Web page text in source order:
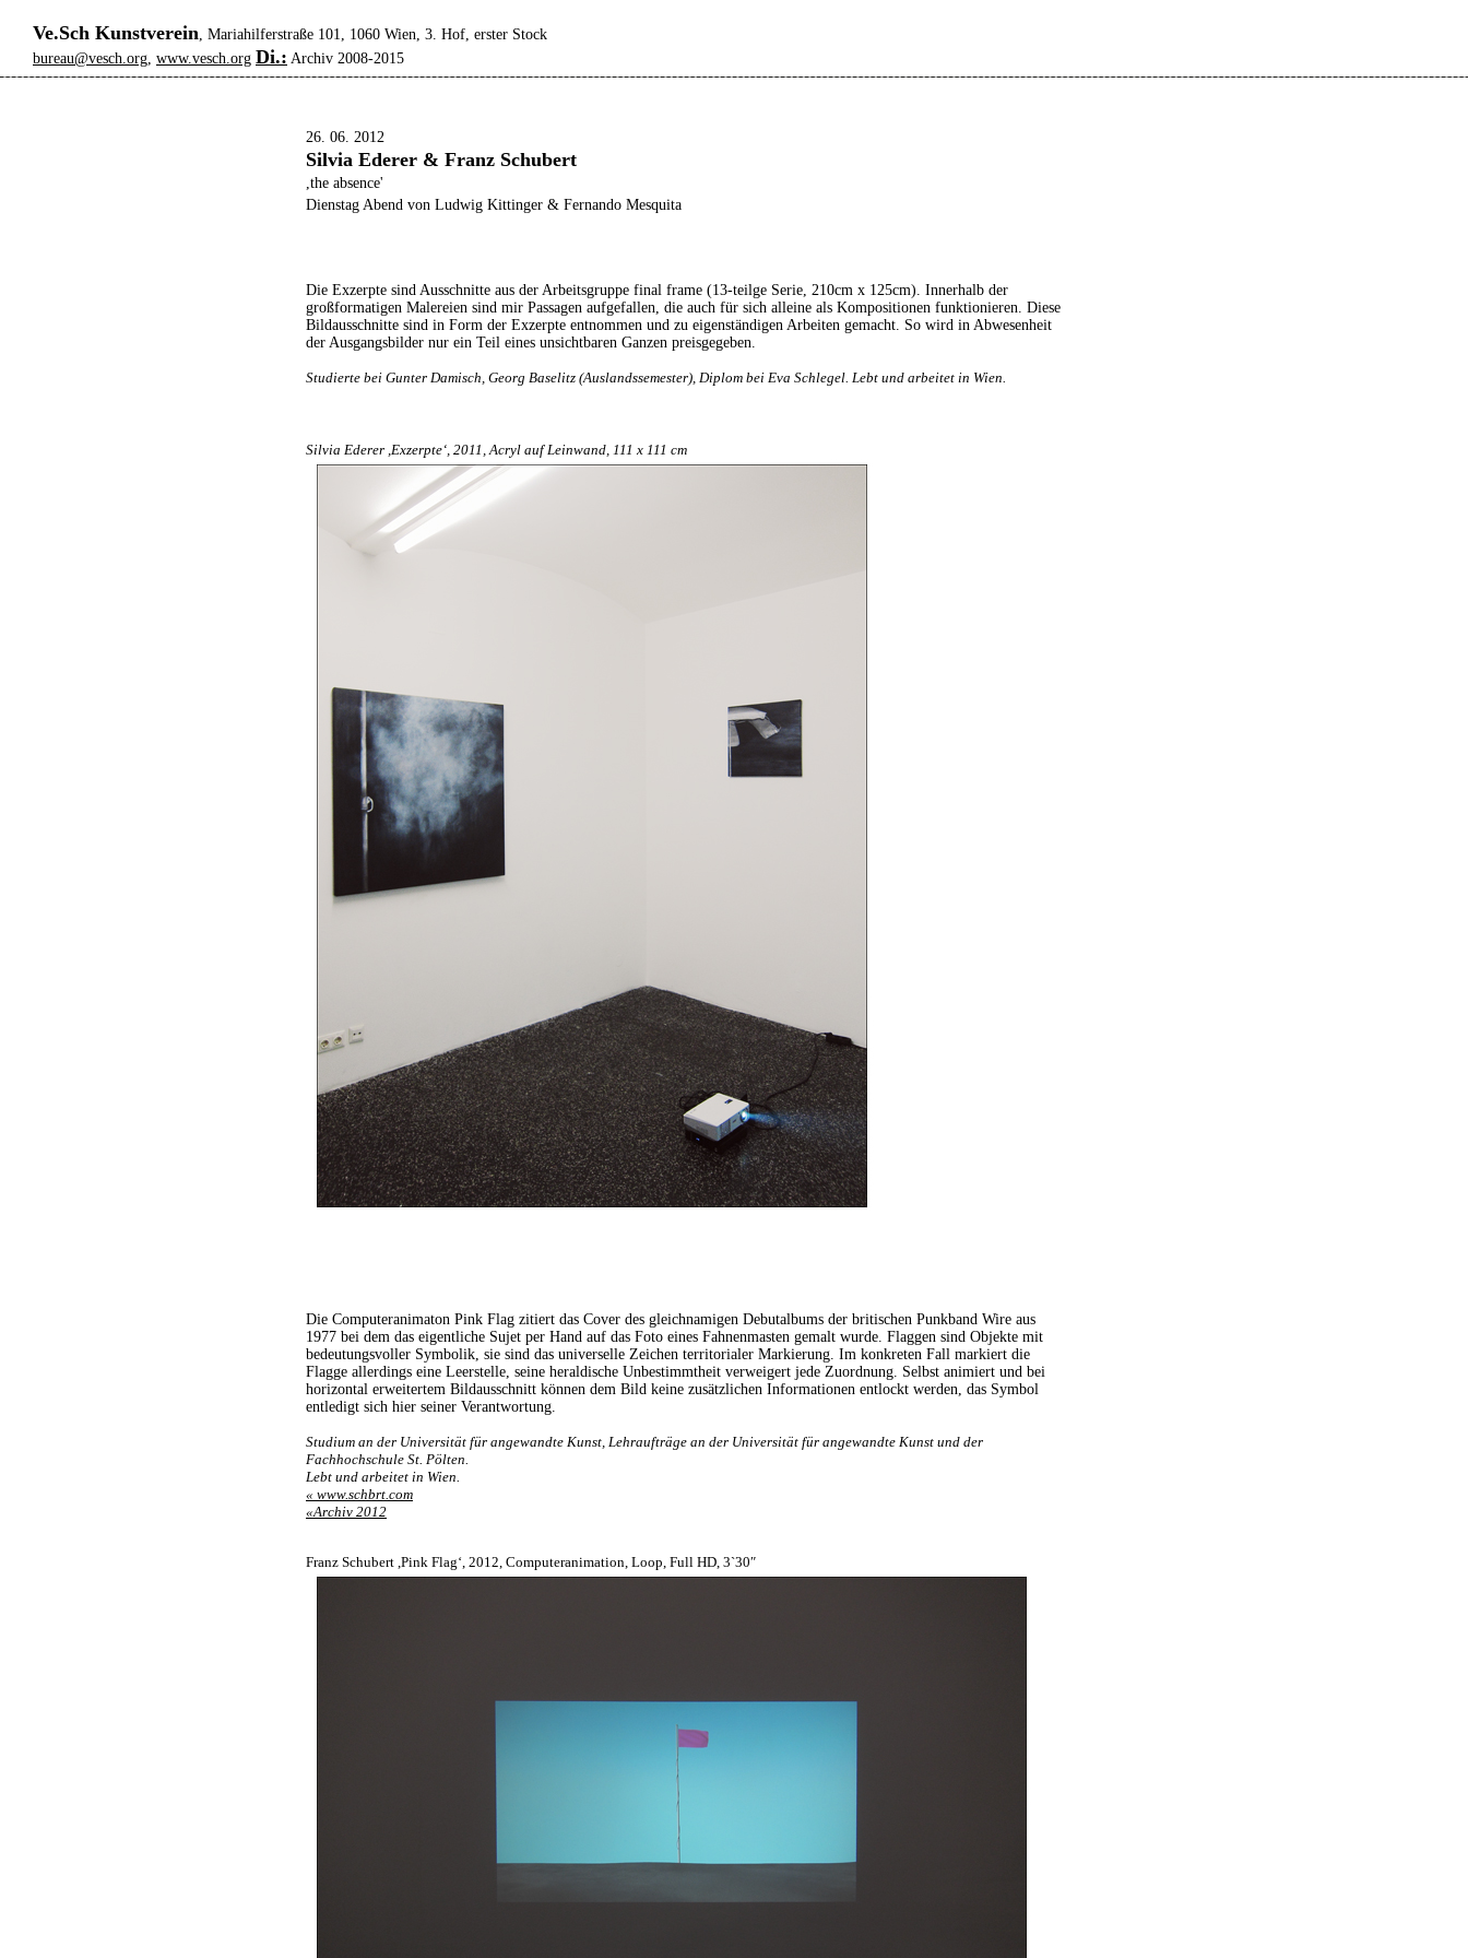
Ve.Sch Kunstverein, Mariahilferstraße 101, 1060 Wien, 3. Hof, erster Stock
bureau@vesch.org, www.vesch.org Di.: Archiv 2008-2015
26. 06. 2012
Silvia Ederer & Franz Schubert
,the absence'
Dienstag Abend von Ludwig Kittinger & Fernando Mesquita
Die Exzerpte sind Ausschnitte aus der Arbeitsgruppe final frame (13-teilge Serie, 210cm x 125cm). Innerhalb der
großformatigen Malereien sind mir Passagen aufgefallen, die auch für sich alleine als Kompositionen funktionieren. Diese
Bildausschnitte sind in Form der Exzerpte entnommen und zu eigenständigen Arbeiten gemacht. So wird in Abwesenheit
der Ausgangsbilder nur ein Teil eines unsichtbaren Ganzen preisgegeben.
Studierte bei Gunter Damisch, Georg Baselitz (Auslandssemester), Diplom bei Eva Schlegel. Lebt und arbeitet in Wien.
Silvia Ederer ,Exzerpte‘, 2011, Acryl auf Leinwand, 111 x 111 cm
Die Computeranimaton Pink Flag zitiert das Cover des gleichnamigen Debutalbums der britischen Punkband Wire aus
1977 bei dem das eigentliche Sujet per Hand auf das Foto eines Fahnenmasten gemalt wurde. Flaggen sind Objekte mit
bedeutungsvoller Symbolik, sie sind das universelle Zeichen territorialer Markierung. Im konkreten Fall markiert die
Flagge allerdings eine Leerstelle, seine heraldische Unbestimmtheit verweigert jede Zuordnung. Selbst animiert und bei
horizontal erweitertem Bildausschnitt können dem Bild keine zusätzlichen Informationen entlockt werden, das Symbol
entledigt sich hier seiner Verantwortung.
Studium an der Universität für angewandte Kunst, Lehraufträge an der Universität für angewandte Kunst und der
Fachhochschule St. Pölten.
Lebt und arbeitet in Wien.
« www.schbrt.com
«Archiv 2012
Franz Schubert ,Pink Flag‘, 2012, Computeranimation, Loop, Full HD, 3`30″